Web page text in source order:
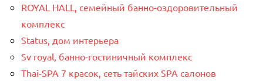
ROYAL HALL, семейный банно-оздоровительный
комплекс
Status, дом интерьера
Sv royal, банно-гостиничный комплекс
Thai-SPA 7 красок, сеть тайских SPA салонов